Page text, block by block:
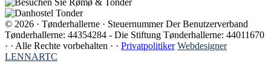
© 2026 · Tønderhallerne · Steuernummer Der Benutzerverband
Tønderhallerne: 44354284 - Die Stiftung Tønderhallerne: 44011670
· · Alle Rechte vorbehalten · · Privatpolitiker Webdesigner
LENNARTC